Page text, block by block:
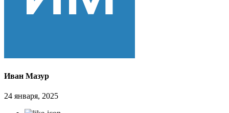
Иван Мазур
24 января, 2025